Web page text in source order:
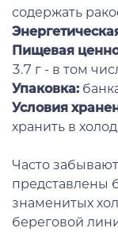
содержать
Пищевая
3.7 г - в том
Упаковка:
Условия
хранить в
Часто
представлены
знаменитых
береговой